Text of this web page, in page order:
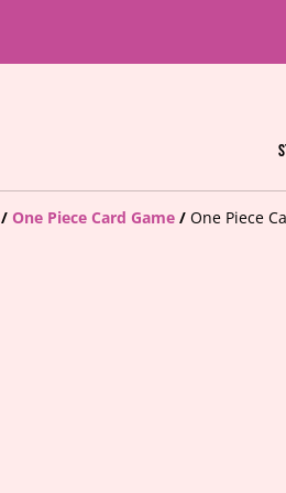
/ One Piece Card Game / One Piece